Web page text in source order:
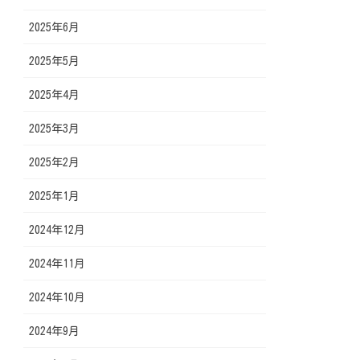
2025年6月
2025年5月
2025年4月
2025年3月
2025年2月
2025年1月
2024年12月
2024年11月
2024年10月
2024年9月